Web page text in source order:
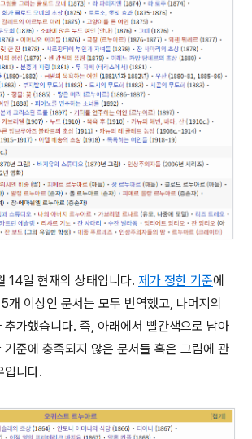
14일 현재의 상태입니다. 제가 정한 기준에
개 이상인 문서는 모두 번역했고, 나머지의
추가했습니다. 즉, 아래에서 빨간색으로 남아
기준에 충족되지 않은 문서들 혹은 그림에 관
입니다.